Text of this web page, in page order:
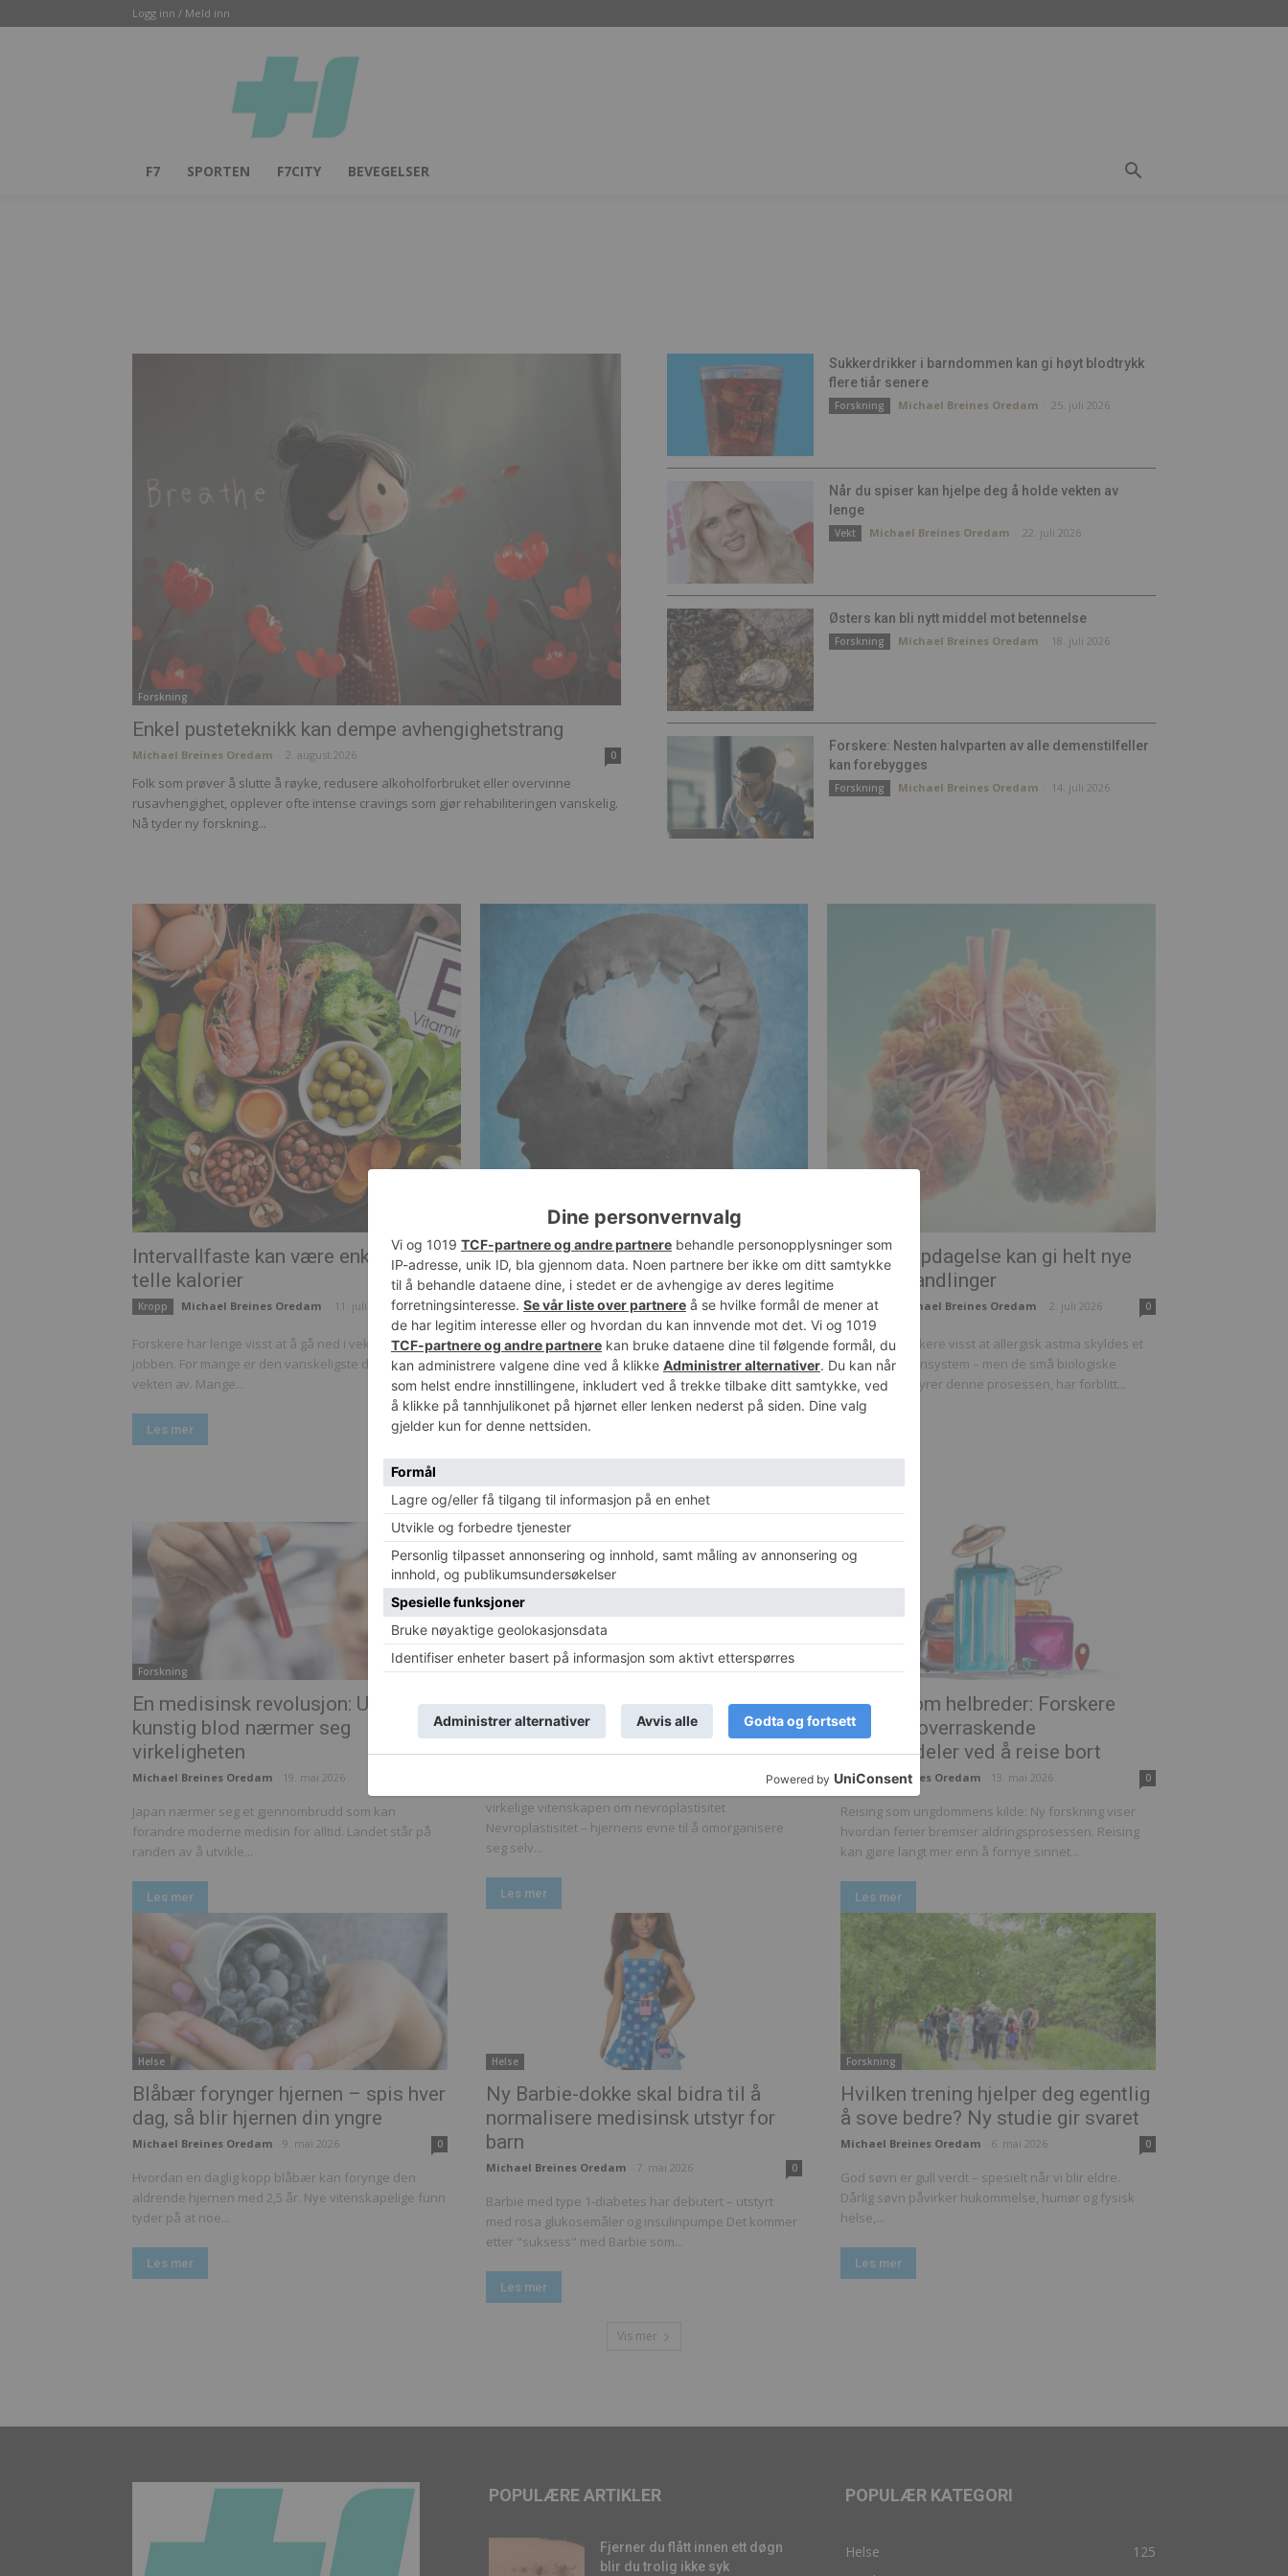
Logg inn / Meld inn
Helsesjefen
F7 SPORTEN F7CITY BEVEGELSER
Forskning
Enkel pusteteknikk kan dempe avhengighetstrang
Michael Breines Oredam 2. august 2026 0
Folk som prøver å slutte å røyke, redusere alkoholforbruket eller overvinne
rusavhengighet, opplever ofte intense cravings som gjør rehabiliteringen vanskelig.
Nå tyder ny forskning...
Sukkerdrikker i barndommen kan gi høyt blodtrykk
flere tiår senere
Forskning Michael Breines Oredam 25. juli 2026
Når du spiser kan hjelpe deg å holde vekten av
lenge
Vekt Michael Breines Oredam 22. juli 2026
Østers kan bli nytt middel mot betennelse
Forskning Michael Breines Oredam 18. juli 2026
Forskere: Nesten halvparten av alle demenstilfeller
kan forebygges
Forskning Michael Breines Oredam 14. juli 2026
Intervallfaste kan være enklere enn å
telle kalorier
Kropp Michael Breines Oredam 11. juli 2026 0
Forskere har lenge visst at å gå ned i vekt bare er halve
jobben. For mange er den vanskeligste delen å holde
vekten av. Mange...
Les mer
Nytt legemiddel viser lovende effekt
mot Alzheimers sykdom
Forskning Michael Breines Oredam - 9. juli 2026 0
Forskere har muligens funnet en ny måte å bremse
Alzheimers sykdom på – ved å hjelpe hjerneceller med
å reparere sitt eget DNA. Oppdagelsen, publisert...
Les mer
Uventet oppdagelse kan gi helt nye
astmabehandlinger
Forskning Michael Breines Oredam 2. juli 2026 0
I årevis har forskere visst at allergisk astma skyldes et
overaktivt immunsystem – men de små biologiske
bryterne som styrer denne prosessen, har forblitt...
Forskning
En medisinsk revolusjon: Universelt
kunstig blod nærmer seg
virkeligheten
Michael Breines Oredam 19. mai 2026
Japan nærmer seg et gjennombrudd som kan
forandre moderne medisin for alltid. Landet står på
randen av å utvikle...
Les mer
Forskning
Kan positive tanker omforme
hjernen? Dette sier forskningen
Michael Breines Oredam -14. mai 2026 0
virkelige vitenskapen om nevroplastisitet
Nevroplastisitet – hjernens evne til å omorganisere
seg selv...
Les mer
Forskning
Reiser som helbreder: Forskere
avslører overraskende
helsefordeler ved å reise bort
Michael Breines Oredam 13. mai 2026 0
Reising som ungdommens kilde: Ny forskning viser
hvordan ferier bremser aldringsprosessen. Reising
kan gjøre langt mer enn å fornye sinnet...
Les mer
Helse
Blåbær forynger hjernen – spis hver
dag, så blir hjernen din yngre
Michael Breines Oredam 9. mai 2026 0
Hvordan en daglig kopp blåbær kan forynge den
aldrende hjernen med 2,5 år. Nye vitenskapelige funn
tyder på at noe...
Les mer
Helse
Ny Barbie-dokke skal bidra til å
normalisere medisinsk utstyr for
barn
Michael Breines Oredam 7. mai 2026 0
Barbie med type 1-diabetes har debutert – utstyrt
med rosa glukosemåler og insulinpumpe Det kommer
etter "suksess" med Barbie som...
Les mer
Forskning
Hvilken trening hjelper deg egentlig
å sove bedre? Ny studie gir svaret
Michael Breines Oredam 6. mai 2026 0
God søvn er gull verdt – spesielt når vi blir eldre.
Dårlig søvn påvirker hukommelse, humør og fysisk
helse,...
Les mer
Vis mer
POPULÆRE ARTIKLER
Fjerner du flått innen ett døgn
blir du trolig ikke syk
POPULÆR KATEGORI
Helse
125